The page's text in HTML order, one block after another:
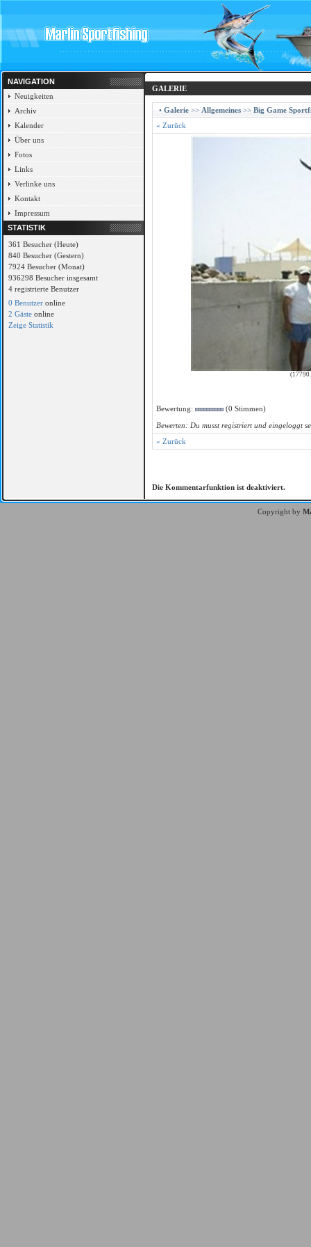
NAVIGATION
Neuigkeiten
Archiv
Kalender
Über uns
Fotos
Links
Verlinke uns
Kontakt
Impressum
STATISTIK
361 Besucher (Heute)
840 Besucher (Gestern)
7924 Besucher (Monat)
936298 Besucher insgesamt
4 registrierte Benutzer
0 Benutzer online
2 Gäste online
Zeige Statistik
GALERIE
• Galerie >> Allgemeines >> Big Game
« Zurück
(17790
Bewertung:
(0 Stimmen)
Bewerten: Du musst registriert und eingeloggt
« Zurück
Die Kommentarfunktion ist deaktiviert.
Copyright by